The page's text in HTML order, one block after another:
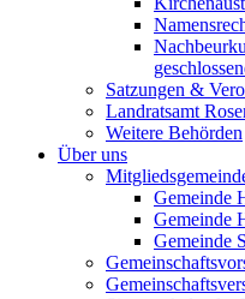
Satzungen &
Landratsamt
Weitere Behörden
Über uns
Gemeinde
Gemeinde
Gemeinde